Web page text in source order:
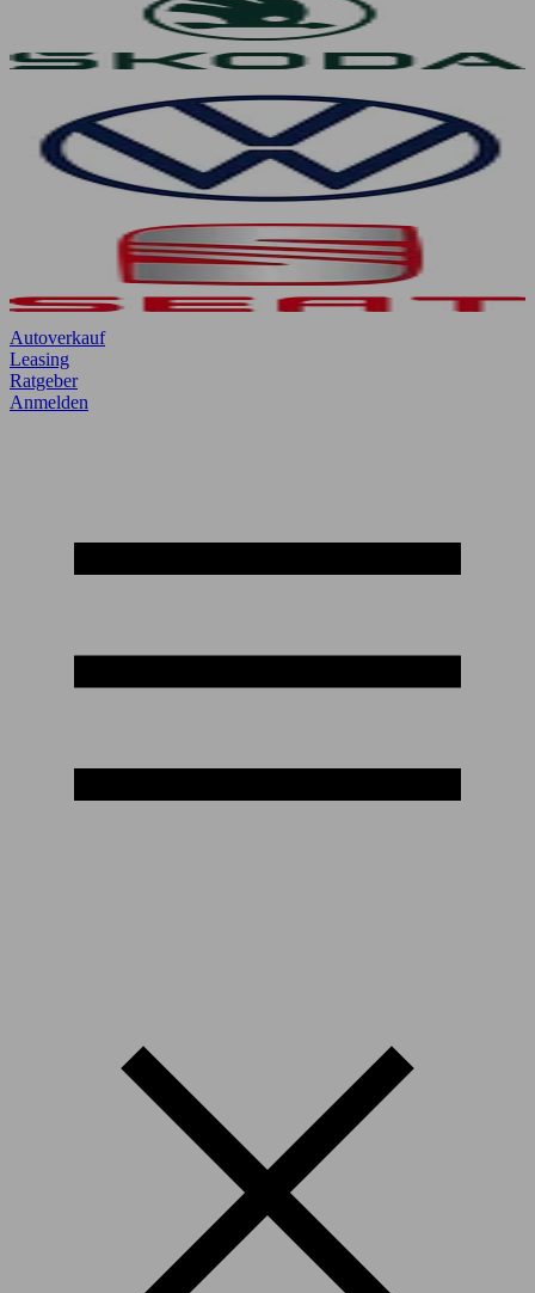
Autoverkauf
Leasing
Ratgeber
Anmelden